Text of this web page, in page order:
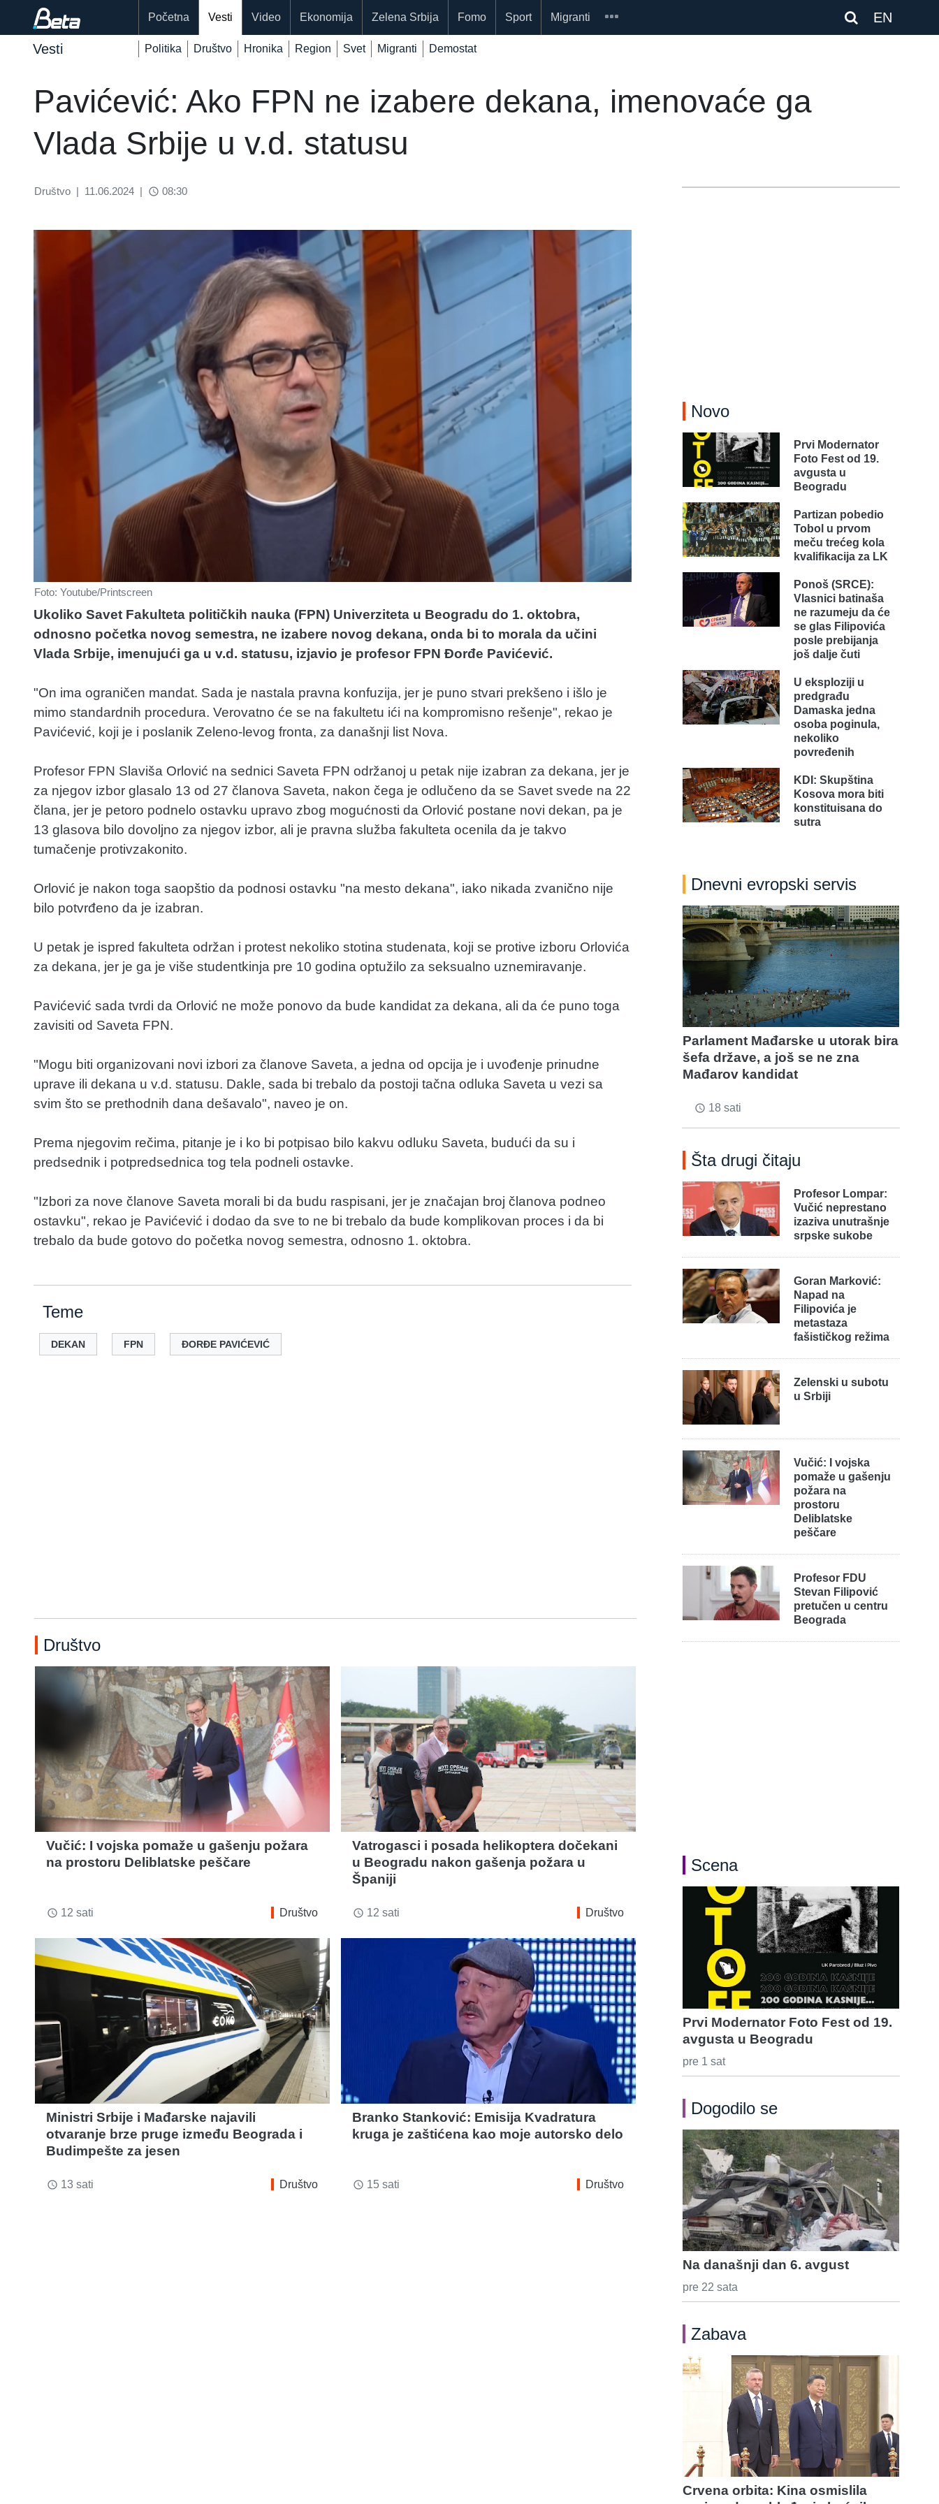
EN
Početna Vesti Video Ekonomija Zelena Srbija Fomo Sport Migranti
Vesti Politika Društvo Hronika Region Svet Migranti Demostat
Pavićević: Ako FPN ne izabere dekana, imenovaće ga
Vlada Srbije u v.d. statusu
Društvo | 11.06.2024 | access_time 08:30
Foto: Youtube/Printscreen
Ukoliko Savet Fakulteta političkih nauka (FPN) Univerziteta u Beogradu do 1. oktobra,
odnosno početka novog semestra, ne izabere novog dekana, onda bi to morala da učini
Vlada Srbije, imenujući ga u v.d. statusu, izjavio je profesor FPN Đorđe Pavićević.
"On ima ograničen mandat. Sada je nastala pravna konfuzija, jer je puno stvari prekšeno i išlo je
mimo standardnih procedura. Verovatno će se na fakultetu ići na kompromisno rešenje", rekao je
Pavićević, koji je i poslanik Zeleno-levog fronta, za današnji list Nova.
Profesor FPN Slaviša Orlović na sednici Saveta FPN održanoj u petak nije izabran za dekana, jer je
za njegov izbor glasalo 13 od 27 članova Saveta, nakon čega je odlučeno da se Savet svede na 22
člana, jer je petoro podnelo ostavku upravo zbog mogućnosti da Orlović postane novi dekan, pa je
13 glasova bilo dovoljno za njegov izbor, ali je pravna služba fakulteta ocenila da je takvo
tumačenje protivzakonito.
Orlović je nakon toga saopštio da podnosi ostavku "na mesto dekana", iako nikada zvanično nije
bilo potvrđeno da je izabran.
U petak je ispred fakulteta održan i protest nekoliko stotina studenata, koji se protive izboru Orlovića
za dekana, jer je ga je više studentkinja pre 10 godina optužilo za seksualno uznemiravanje.
Pavićević sada tvrdi da Orlović ne može ponovo da bude kandidat za dekana, ali da će puno toga
zavisiti od Saveta FPN.
"Mogu biti organizovani novi izbori za članove Saveta, a jedna od opcija je i uvođenje prinudne
uprave ili dekana u v.d. statusu. Dakle, sada bi trebalo da postoji tačna odluka Saveta u vezi sa
svim što se prethodnih dana dešavalo", naveo je on.
Prema njegovim rečima, pitanje je i ko bi potpisao bilo kakvu odluku Saveta, budući da su i
predsednik i potpredsednica tog tela podneli ostavke.
"Izbori za nove članove Saveta morali bi da budu raspisani, jer je značajan broj članova podneo
ostavku", rekao je Pavićević i dodao da sve to ne bi trebalo da bude komplikovan proces i da bi
trebalo da bude gotovo do početka novog semestra, odnosno 1. oktobra.
Teme
DEKAN FPN ĐORĐE PAVIĆEVIĆ
Društvo
Vučić: I vojska pomaže u gašenju požara
na prostoru Deliblatske peščare
access_time 12 sati Društvo
Vatrogasci i posada helikoptera dočekani
u Beogradu nakon gašenja požara u
Španiji
access_time 12 sati Društvo
Ministri Srbije i Mađarske najavili
otvaranje brze pruge između Beograda i
Budimpešte za jesen
access_time 13 sati Društvo
Branko Stanković: Emisija Kvadratura
kruga je zaštićena kao moje autorsko delo
access_time 15 sati Društvo
Novo
Prvi Modernator
Foto Fest od 19.
avgusta u
Beogradu
Partizan pobedio
Tobol u prvom
meču trećeg kola
kvalifikacija za LK
Ponoš (SRCE):
Vlasnici batinaša
ne razumeju da će
se glas Filipovića
posle prebijanja
još dalje čuti
U eksploziji u
predgrađu
Damaska jedna
osoba poginula,
nekoliko
povređenih
KDI: Skupština
Kosova mora biti
konstituisana do
sutra
Dnevni evropski servis
Parlament Mađarske u utorak bira
šefa države, a još se ne zna
Mađarov kandidat
access_time 18 sati
Šta drugi čitaju
Profesor Lompar:
Vučić neprestano
izaziva unutrašnje
srpske sukobe
Goran Marković:
Napad na
Filipovića je
metastaza
fašističkog režima
Zelenski u subotu
u Srbiji
Vučić: I vojska
pomaže u gašenju
požara na
prostoru
Deliblatske
peščare
Profesor FDU
Stevan Filipović
pretučen u centru
Beograda
Scena
Prvi Modernator Foto Fest od 19.
avgusta u Beogradu
pre 1 sat
Dogodilo se
Na današnji dan 6. avgust
pre 22 sata
Zabava
Crvena orbita: Kina osmislila